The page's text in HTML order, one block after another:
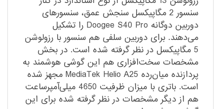
سنسور 2 مگاپیکسل سنجش عمق، سنسور‌های
دوربین دوگانه Doogee S40 Pro را تشکیل
می‌دهند. برای دوربین سلفی هم سنسور با رزولوشن
5 مگاپیکسل در نظر گرفته شده است. در بخش
مشخصات سخت‌افزاری هم این گوشی هوشمند به
پردازنده میان‌رده MediaTek Helio A25 مجهز شده
است. باتری با میزان ظرفیت 4650 میلی‌آمپر‌ساعت
هم از دیگر مشخصات در نظر گرفته شده برای این